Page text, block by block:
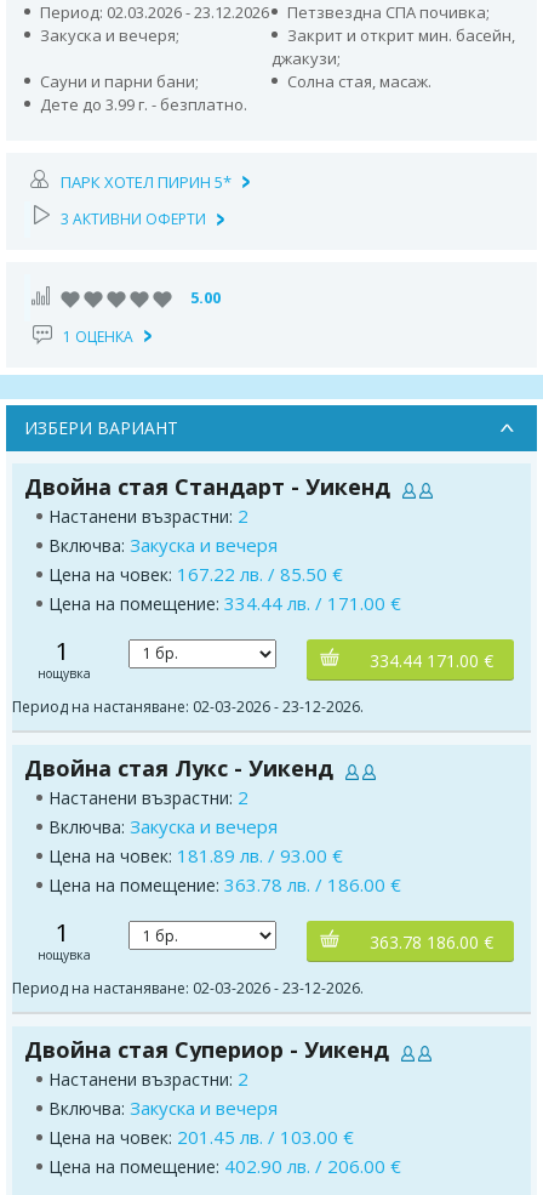
Период: 02.03.2026 - 23.12.2026
Петзвездна СПА почивка;
Закуска и вечеря;
Закрит и открит мин. басейн,
джакузи;
Сауни и парни бани;
Солна стая, масаж.
Дете до 3.99 г. - безплатно.
ПАРК ХОТЕЛ ПИРИН 5*
3 АКТИВНИ ОФЕРТИ
5.00
1 ОЦЕНКА
ИЗБЕРИ ВАРИАНТ
Двойна стая Стандарт - Уикенд
Настанени възрастни: 2
Включва: Закуска и вечеря
Цена на човек: 167.22 лв. / 85.50 €
Цена на помещение: 334.44 лв. / 171.00 €
1
нощувка
334.44 171.00 €
Период на настаняване: 02-03-2026 - 23-12-2026.
Двойна стая Лукс - Уикенд
Настанени възрастни: 2
Включва: Закуска и вечеря
Цена на човек: 181.89 лв. / 93.00 €
Цена на помещение: 363.78 лв. / 186.00 €
1
нощувка
363.78 186.00 €
Период на настаняване: 02-03-2026 - 23-12-2026.
Двойна стая Супериор - Уикенд
Настанени възрастни: 2
Включва: Закуска и вечеря
Цена на човек: 201.45 лв. / 103.00 €
Цена на помещение: 402.90 лв. / 206.00 €